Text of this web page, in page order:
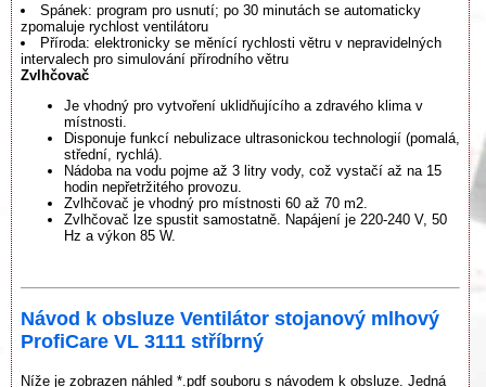
Spánek: program pro usnutí; po 30 minutách se automaticky
zpomaluje rychlost ventilátoru
Příroda: elektronicky se měnící rychlosti větru v nepravidelných
intervalech pro simulování přírodního větru
Zvlhčovač
Je vhodný pro vytvoření uklidňujícího a zdravého klima v
místnosti.
Disponuje funkcí nebulizace ultrasonickou technologií (pomalá,
střední, rychlá).
Nádoba na vodu pojme až 3 litry vody, což vystačí až na 15
hodin nepřetržitého provozu.
Zvlhčovač je vhodný pro místnosti 60 až 70 m2.
Zvlhčovač lze spustit samostatně. Napájení je 220-240 V, 50
Hz a výkon 85 W.
Návod k obsluze Ventilátor stojanový mlhový
ProfiCare VL 3111 stříbrný
Níže je zobrazen náhled *.pdf souboru s návodem k obsluze. Jedná